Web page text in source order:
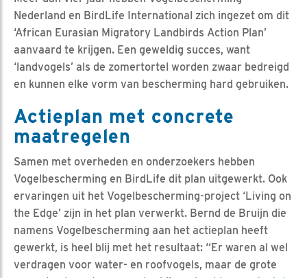
Nederland en BirdLife International zich ingezet om dit
‘African Eurasian Migratory Landbirds Action Plan’
aanvaard te krijgen. Een geweldig succes, want
‘landvogels’ als de zomertortel worden zwaar bedreigd
en kunnen elke vorm van bescherming hard gebruiken.
Actieplan met concrete
maatregelen
Samen met overheden en onderzoekers hebben
Vogelbescherming en BirdLife dit plan uitgewerkt. Ook
ervaringen uit het Vogelbescherming-project ‘Living on
the Edge’ zijn in het plan verwerkt. Bernd de Bruijn die
namens Vogelbescherming aan het actieplan heeft
gewerkt, is heel blij met het resultaat: “Er waren al wel
verdragen voor water- en roofvogels, maar de grote